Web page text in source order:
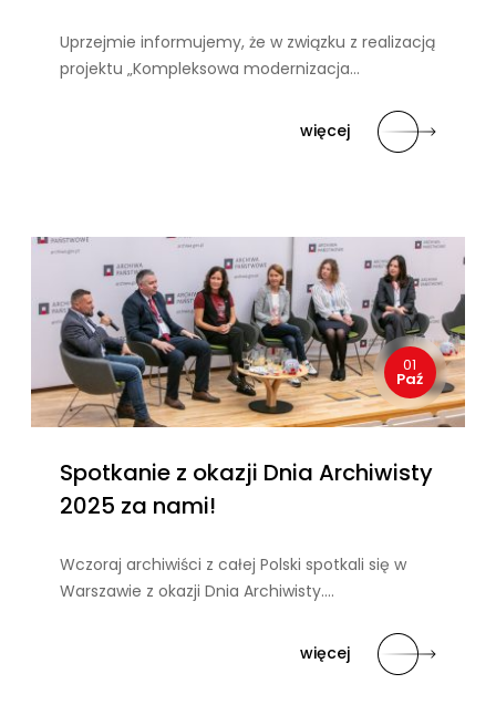
Uprzejmie informujemy, że w związku z realizacją
projektu „Kompleksowa modernizacja…
więcej
01
Paź
Spotkanie z okazji Dnia Archiwisty
2025 za nami!
Wczoraj archiwiści z całej Polski spotkali się w
Warszawie z okazji Dnia Archiwisty….
więcej